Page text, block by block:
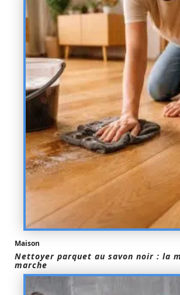
Maison
Nettoyer parquet au savon noir : la
marche